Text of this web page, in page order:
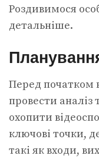
Роздивимося
детальніше.
Перед початком
провести аналіз
охопити
ключові точки,
такі як входи,